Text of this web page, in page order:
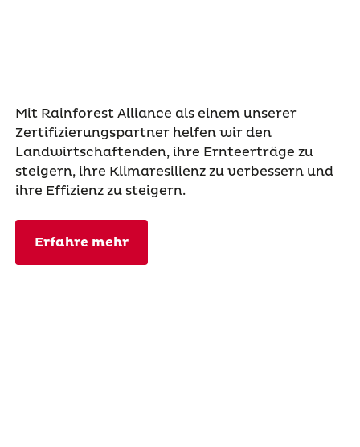
Mit Rainforest Alliance als einem unserer
Zertifizierungspartner helfen wir den
Landwirtschaftenden, ihre Ernteerträge zu
steigern, ihre Klimaresilienz zu verbessern und
ihre Effizienz zu steigern.
Erfahre mehr